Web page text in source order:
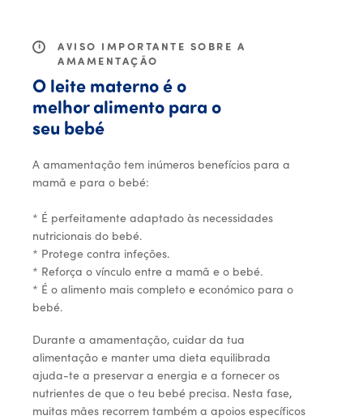
Suplementos alimentares
i
AVISO IMPORTANTE SOBRE A
AMAMENTAÇÃO
O leite materno é o
melhor alimento para o
seu bebé
A amamentação tem inúmeros benefícios para a
mamã e para o bebé:
* É perfeitamente adaptado às necessidades
nutricionais do bebé.
* Protege contra infeções.
* Reforça o vínculo entre a mamã e o bebé.
* É o alimento mais completo e económico para o
bebé.
Durante a amamentação, cuidar da tua
alimentação e manter uma dieta equilibrada
ajuda-te a preservar a energia e a fornecer os
nutrientes de que o teu bebé precisa. Nesta fase,
muitas mães recorrem também a apoios específicos